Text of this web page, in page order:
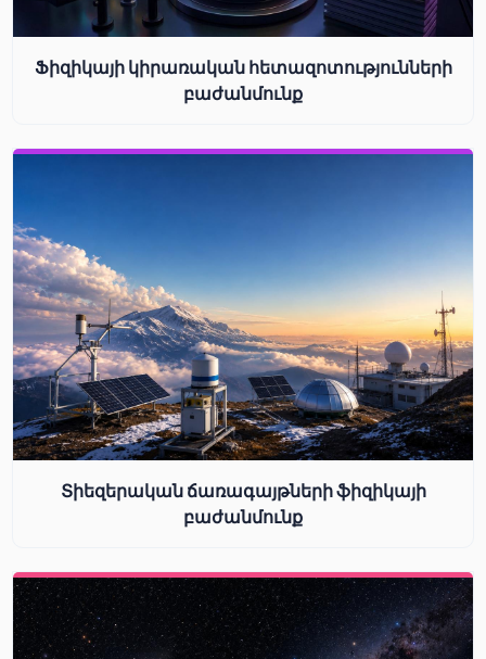
Ֆիզիկայի կիրառական հետազոտությունների
բաժանմունք
Տիեզերական ճառագայթների ֆիզիկայի
բաժանմունք